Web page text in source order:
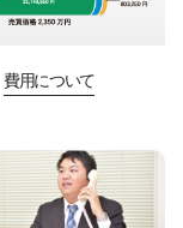
費用について